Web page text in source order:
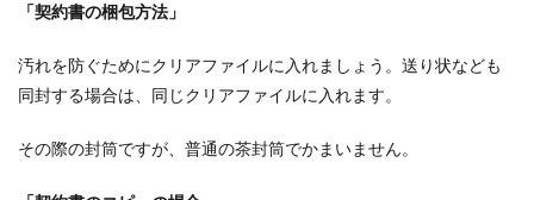
ボウリング初心者ができること！上達
「契約書の梱包方法」
汚れを防ぐためにクリアファイルに入れましょう。送り状なども
同封する場合は、同じクリアファイルに入れます。
その際の封筒ですが、普通の茶封筒でかまいません。